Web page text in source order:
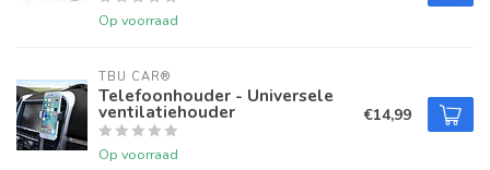
Op voorraad
TBU CAR®
Telefoonhouder - Universele
ventilatiehouder
Op voorraad
€14,99